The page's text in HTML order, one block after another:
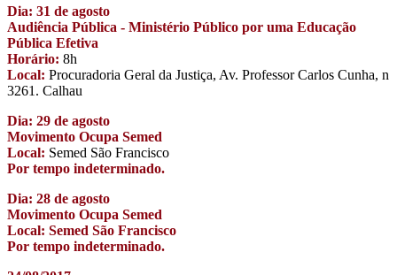
Dia: 31 de agosto
Audiência Pública - Ministério Público por uma Educação
Pública Efetiva
Horário: 8h
Local: Procuradoria Geral da Justiça, Av. Professor Carlos Cunha, n
3261. Calhau
Dia: 29 de agosto
Movimento Ocupa Semed
Local: Semed São Francisco
Por tempo indeterminado.
Dia: 28 de agosto
Movimento Ocupa Semed
Local: Semed São Francisco
Por tempo indeterminado.